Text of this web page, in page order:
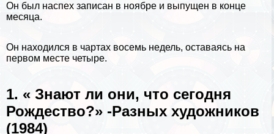
Он был наспех записан в ноябре и выпущен в конце
месяца.
Он находился в чартах восемь недель, оставаясь на
первом месте четыре.
1. « Знают ли они, что сегодня
Рождество?» -Разных художников
(1984)